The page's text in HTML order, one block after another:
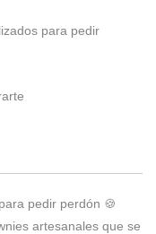
para pedir
pedir perdón 🍪
artesanales que se